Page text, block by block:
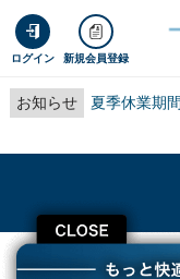
ログイン 新規会員登録
お知らせ 夏季休業期